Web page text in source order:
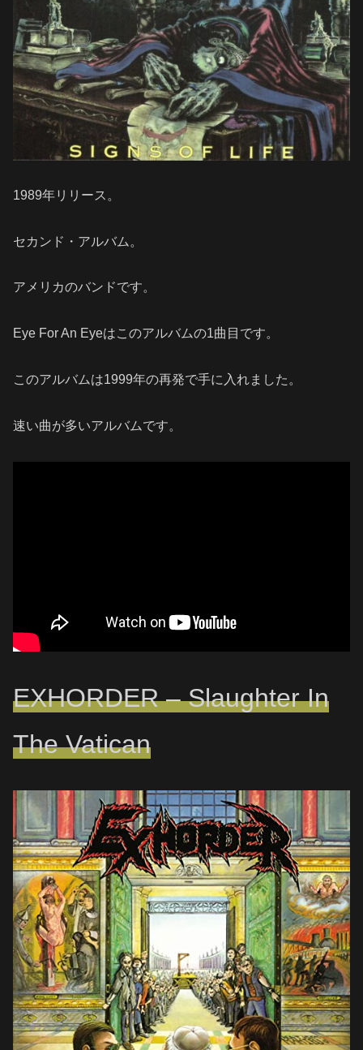
1989年リリース。
セカンド・アルバム。
アメリカのバンドです。
Eye For An Eyeはこのアルバムの1曲目です。
このアルバムは1999年の再発で手に入れました。
速い曲が多いアルバムです。
EXHORDER – Slaughter In
The Vatican